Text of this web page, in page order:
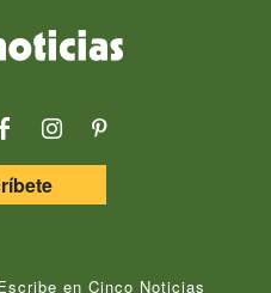
en Cinco Noticias